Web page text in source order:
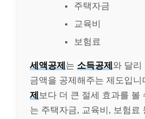
주택자금
교육비
보험료
세액공제 는 소득공제 와 달리
금액을 공제해주는 제도입니
제 보다 더 큰 절세 효과를 볼
는 주택자금, 교육비, 보험료